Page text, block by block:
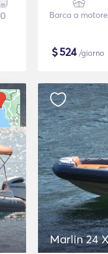
0 Barca a motore
$524/giorno
Marlin 24